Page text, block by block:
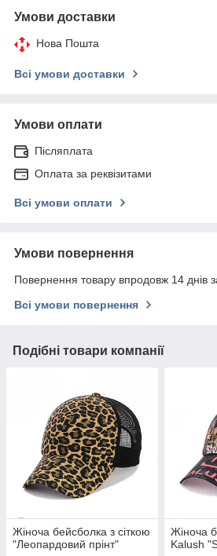
Умови доставки
Нова Пошта
Всі умови доставки
Умови оплати
Післяплата
Оплата за реквізитами
Всі умови оплати
Умови повернення
Повернення товару впродовж 14 днів
Всі умови повернення
Подібні товари компанії
Жіноча бейсболка з сіткою
"Леопардовий прінт"
Жіноча
Kalush